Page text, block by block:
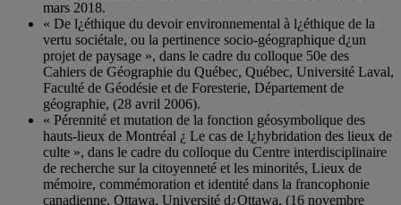
mars 2018.
« De l¿éthique du devoir environnemental à l¿éthique de la
vertu sociétale, ou la pertinence socio-géographique d¿un
projet de paysage », dans le cadre du colloque 50e des
Cahiers de Géographie du Québec, Québec, Université Laval,
Faculté de Géodésie et de Foresterie, Département de
géographie, (28 avril 2006).
« Pérennité et mutation de la fonction géosymbolique des
hauts-lieux de Montréal ¿ Le cas de l¿hybridation des lieux de
culte », dans le cadre du colloque du Centre interdisciplinaire
de recherche sur la citoyenneté et les minorités, Lieux de
mémoire, commémoration et identité dans la francophonie
canadienne, Ottawa, Université d¿Ottawa, (16 novembre